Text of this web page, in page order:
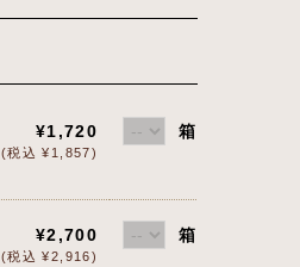
¥1,720
(税込 ¥1,857)
箱
¥2,700
(税込 ¥2,916)
箱